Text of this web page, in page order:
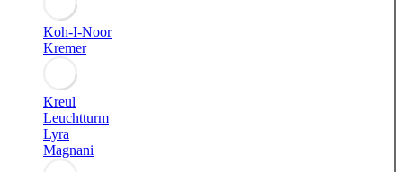
Koh-I-Noor
Kremer
Kreul
Leuchtturm
Lyra
Magnani